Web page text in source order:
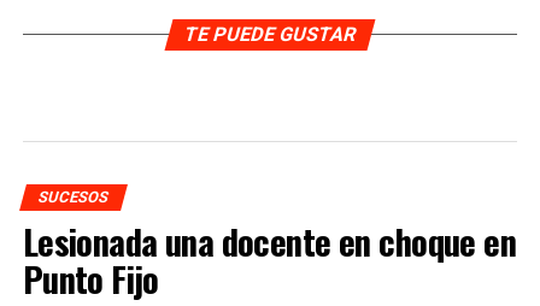
TE PUEDE GUSTAR
SUCESOS
Lesionada una docente en choque en
Punto Fijo